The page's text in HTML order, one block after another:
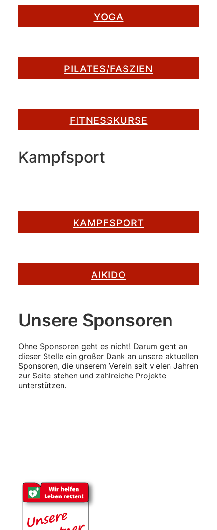
YOGA
PILATES/FASZIEN
FITNESSKURSE
Kampfsport
KAMPFSPORT
AIKIDO
Unsere Sponsoren
Ohne Sponsoren geht es nicht! Darum geht an
dieser Stelle ein großer Dank an unsere aktuellen
Sponsoren, die unserem Verein seit vielen Jahren
zur Seite stehen und zahlreiche Projekte
unterstützen.